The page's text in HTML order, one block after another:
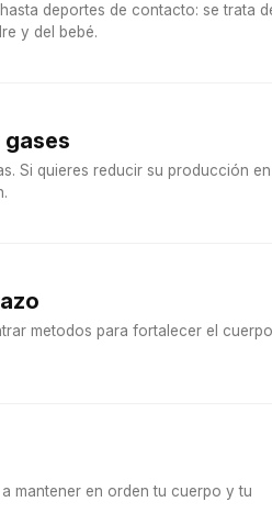
deportes de contacto: se trata
y del bebé.
gases
Si quieres reducir su producción en
metodos para fortalecer el cuerpo
mantener en orden tu cuerpo y tu